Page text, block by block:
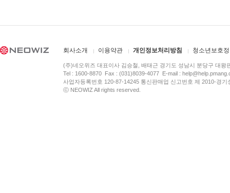
회사소개 이용약관 개인정보처리방침 청소년보호
(주)네오위즈 대표이사 김승철, 배태근 경기도 성남시 분당구 대왕
Tel : 1600-8870 Fax : (031)8039-4077 E-mail :
사업자등록번호 120-87-14245 통신판매업 신고번호 제 2010-경
ⓒ NEOWIZ All rights reserved.